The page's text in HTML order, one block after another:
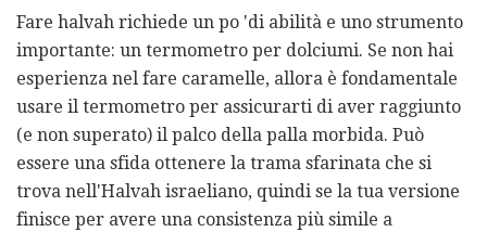
Fare halvah richiede un po 'di abilità e uno strumento
importante: un termometro per dolciumi. Se non hai
esperienza nel fare caramelle, allora è fondamentale
usare il termometro per assicurarti di aver raggiunto
(e non superato) il palco della palla morbida. Può
essere una sfida ottenere la trama sfarinata che si
trova nell'Halvah israeliano, quindi se la tua versione
finisce per avere una consistenza più simile a